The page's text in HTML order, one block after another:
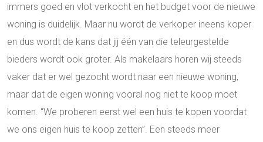
immers goed en vlot verkocht en het budget voor de nieuwe
woning is duidelijk. Maar nu wordt de verkoper ineens koper
en dus wordt de kans dat jij één van die teleurgestelde
bieders wordt ook groter. Als makelaars horen wij steeds
vaker dat er wel gezocht wordt naar een nieuwe woning,
maar dat de eigen woning vooral nog niet te koop moet
komen. “We proberen eerst wel een huis te kopen voordat
we ons eigen huis te koop zetten’’. Een steeds meer